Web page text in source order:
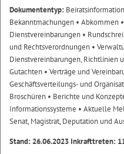
Dokumententyp:
Bekanntmachungen • Abkommen
Dienstvereinbarungen •
und Rechtsverordnungen •
Dienstvereinbarungen, Richtlinien
Gutachten • Verträge und
Geschäftsverteilungs- und
Broschüren • Berichte und
Informationssysteme • Aktuelle
Senat, Magistrat, Deputation und
Stand: 26.06.2023 Inkrafttreten: